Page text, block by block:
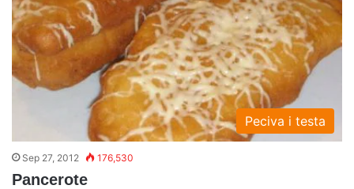
Peciva i testa
Sep 27, 2012 176,530
Pancerote